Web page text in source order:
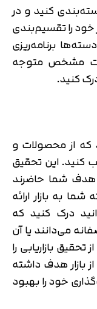
کنید و در
را تقسیم‌بندی
برنامه‌ریزی
مشخص متوجه
کنید.
از محصولات و
کنید. این تحقیق
شما حاضرند
به بازار ارائه
درک کنید که
می‌دانند یا آن
بازاریابی را
بازار هدف داشته
خود را بهبود